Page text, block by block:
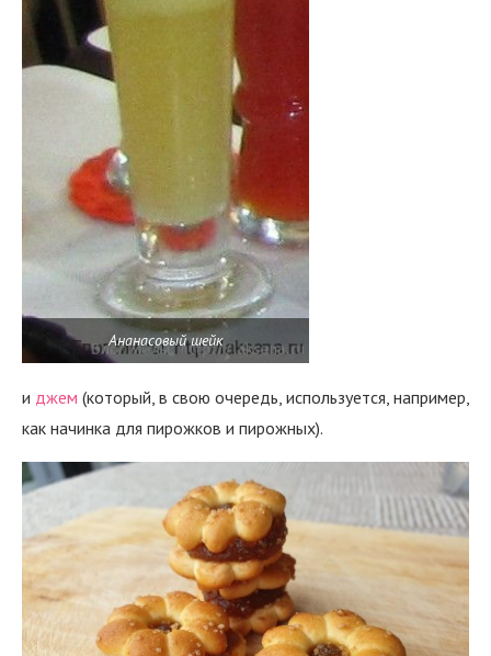
Ананасовый шейк
и джем (который, в свою очередь, используется, например,
как начинка для пирожков и пирожных).